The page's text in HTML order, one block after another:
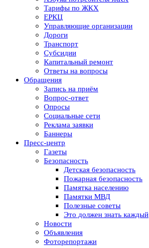
Тарифы по ЖКХ
ЕРКЦ
Управляющие организации
Дороги
Транспорт
Субсидии
Капитальный ремонт
Ответы на вопросы
Обращения
Запись на приём
Вопрос-ответ
Опросы
Социальные сети
Реклама заявки
Баннеры
Пресс-центр
Газеты
Безопасность
Детская безопасность
Пожарная безопасность
Памятка населению
Памятки МВД
Полезные советы
Это должен знать каждый
Новости
Объявления
Фоторепортажи